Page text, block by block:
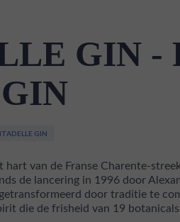
GIN -
GIN
van de Franse Charente-
de lancering in 1996 door
door traditie te
die de frisheid van 19